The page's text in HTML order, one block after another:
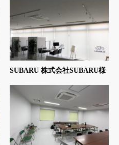
SUBARU 株式会社SUBARU様